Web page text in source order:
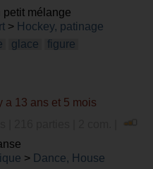
petit mélange
> Hockey, patinage
glace figure
a 13 ans et 5 mois
> Dance, House